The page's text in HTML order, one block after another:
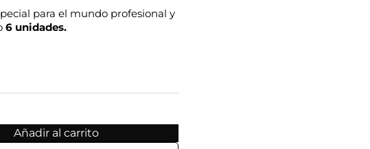
para el mundo profesional y
6 unidades.
Añadir al carrito